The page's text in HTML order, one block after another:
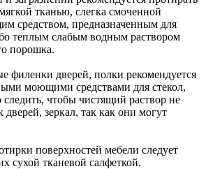
тканью, слегка смоченной
средством, предназначенным для
теплым слабым водным раствором
порошка.
филенки дверей, полки рекомендуется
моющими средствами для стекол,
чтобы чистящий раствор не
зеркал, так как они могут
поверхностей мебели следует
сухой тканевой салфеткой.